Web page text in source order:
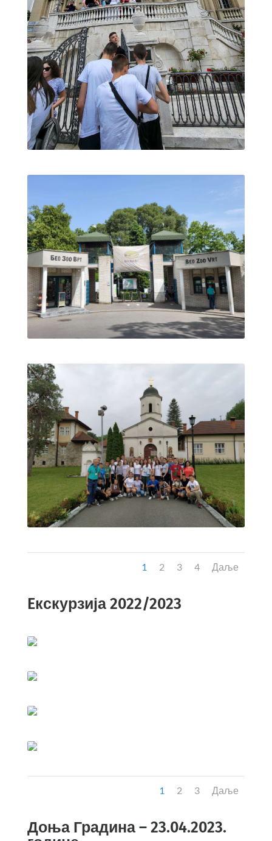
1 2 3 4 Даље
Eкскурзија 2022/2023
1 2 3 Даље
Доња Градина – 23.04.2023.